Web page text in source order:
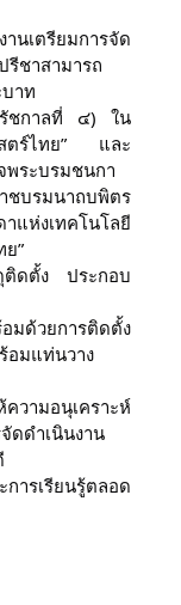
เตรียมการจัด
รีชาสามารถ
าท
(รัชกาลที่ ๔) ใน
สตร์ไทย” และ
พระบรมชนกา
บรมนาถบพิตร
แห่งเทคโนโลยี
”
ติดตั้ง ประกอบ
มด้วยการติดตั้ง
อมแท่นวาง
ามอนุเคราะห์
ดำเนินงาน
ารเรียนรู้ตลอด